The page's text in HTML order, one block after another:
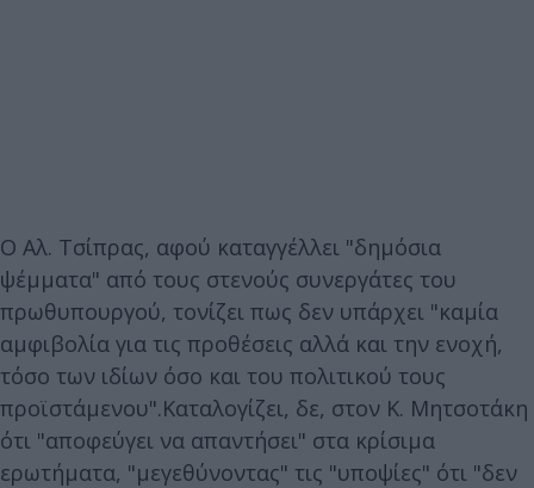
Ο Αλ. Τσίπρας, αφού καταγγέλλει "δημόσια
ψέμματα" από τους στενούς συνεργάτες του
πρωθυπουργού, τονίζει πως δεν υπάρχει "καμία
αμφιβολία για τις προθέσεις αλλά και την ενοχή,
τόσο των ιδίων όσο και του πολιτικού τους
προϊστάμενου".Καταλογίζει, δε, στον Κ. Μητσοτάκη
ότι "αποφεύγει να απαντήσει" στα κρίσιμα
ερωτήματα, "μεγεθύνοντας" τις "υποψίες" ότι "δεν